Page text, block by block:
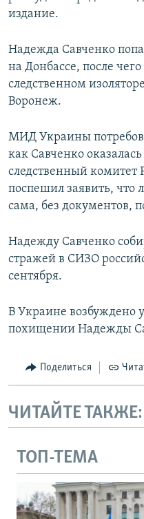
издание.
Надежда Савченко
на Донбассе, после
следственном
Воронеж.
МИД Украины
как Савченко
следственный комитет
поспешил заявить, что
сама, без документов,
Надежду Савченко
стражей в СИЗО
сентября.
В Украине возбуждено
похищении Надежды
Поделиться
ЧИТАЙТЕ ТАКЖЕ:
ТОП-ТЕМА